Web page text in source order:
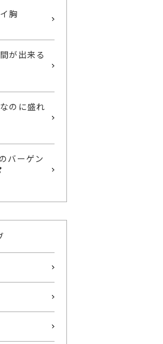
胸
が出来る
のに盛れ
バーゲン